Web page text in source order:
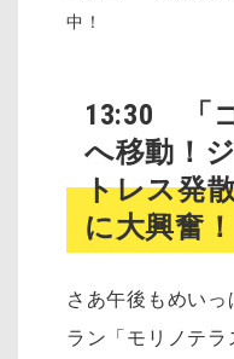
中！
13:30 「
へ移動！
トレス発
に大興奮！
さあ午後もめいっ
ラン「モリノテ